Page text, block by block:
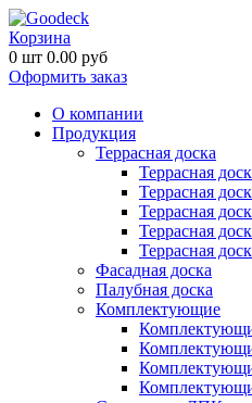
Корзина
0 шт 0.00 руб
Оформить заказ
О компании
Продукция
Террасная доска
Террасная
Террасная
Террасная
Террасная
Террасная
Фасадная доска
Палубная доска
Комплектующие